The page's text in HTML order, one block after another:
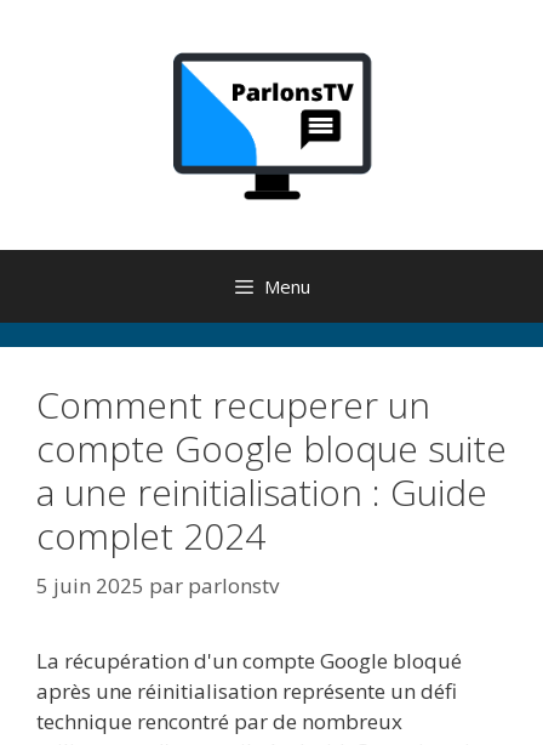
Menu
Comment recuperer un
compte Google bloque suite
a une reinitialisation : Guide
complet 2024
5 juin 2025 par parlonstv
La récupération d'un compte Google bloqué
après une réinitialisation représente un défi
technique rencontré par de nombreux